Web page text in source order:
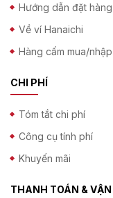
Hướng dẫn đặt
Về ví Hanaichi
Hàng cấm mua/
CHI PHÍ
Tóm tắt chi phí
Công cụ tính phí
Khuyến mãi
THANH TOÁN &